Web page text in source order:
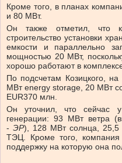
Кроме того, в планах
и 80 МВт.
Он также отметил, что
строительство установки
емкости и параллельно
мощностью 20 МВт,
хорошо работают в
По подсчетам Козицкого,
МВт energy storage, 20 МВт
EUR370 млн.
Он уточнил, что сейчас
генерации: 93 МВт ветра
- ЭР), 128 МВт солнца, 25,5
ТЭЦ. Кроме того,
поддержку на которую она